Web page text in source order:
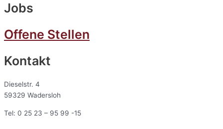
Jobs
Offene Stellen
Kontakt
Dieselstr. 4
59329 Wadersloh
Tel: 0 25 23 – 95 99 -15